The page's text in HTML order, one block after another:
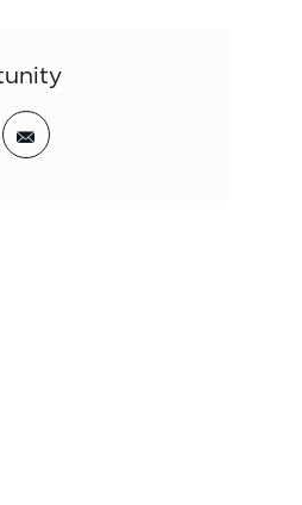
via twitter
Share via email